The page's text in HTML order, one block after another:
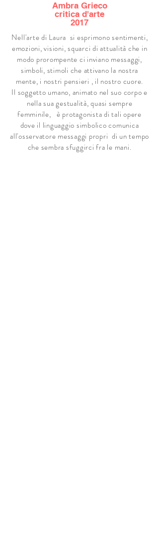
Ambra Grieco
critica d'arte
2017
Nell'arte di Laura si esprimono sentimenti,
emozioni, visioni, squarci di attualità che in
modo prorompente ci inviano messaggi,
simboli, stimoli che attivano la nostra
mente, i nostri pensieri , il nostro cuore.
Il soggetto umano, animato nel suo corpo e
nella sua gestualità, quasi sempre
femminile, è protagonista di tali opere
dove il linguaggio simbolico comunica
all'osservatore messaggi propri di un tempo
che sembra sfuggirci fra le mani.